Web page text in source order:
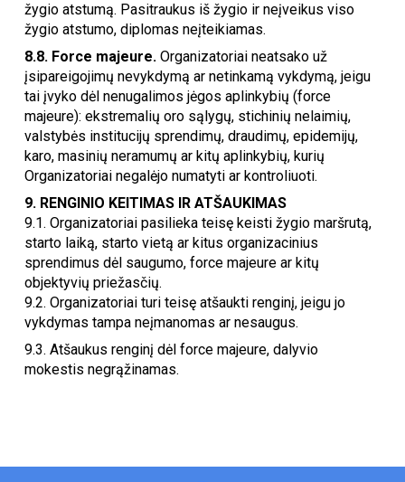
žygio atstumą. Pasitraukus iš žygio ir neįveikus viso
žygio atstumo, diplomas neįteikiamas.
8.8. Force majeure. Organizatoriai neatsako už
įsipareigojimų nevykdymą ar netinkamą vykdymą, jeigu
tai įvyko dėl nenugalimos jėgos aplinkybių (force
majeure): ekstremalių oro sąlygų, stichinių nelaimių,
valstybės institucijų sprendimų, draudimų, epidemijų,
karo, masinių neramumų ar kitų aplinkybių, kurių
Organizatoriai negalėjo numatyti ar kontroliuoti.
9. RENGINIO KEITIMAS IR ATŠAUKIMAS
9.1. Organizatoriai pasilieka teisę keisti žygio maršrutą,
starto laiką, starto vietą ar kitus organizacinius
sprendimus dėl saugumo, force majeure ar kitų
objektyvių priežasčių.
9.2. Organizatoriai turi teisę atšaukti renginį, jeigu jo
vykdymas tampa neįmanomas ar nesaugus.
9.3. Atšaukus renginį dėl force majeure, dalyvio
mokestis negrąžinamas.